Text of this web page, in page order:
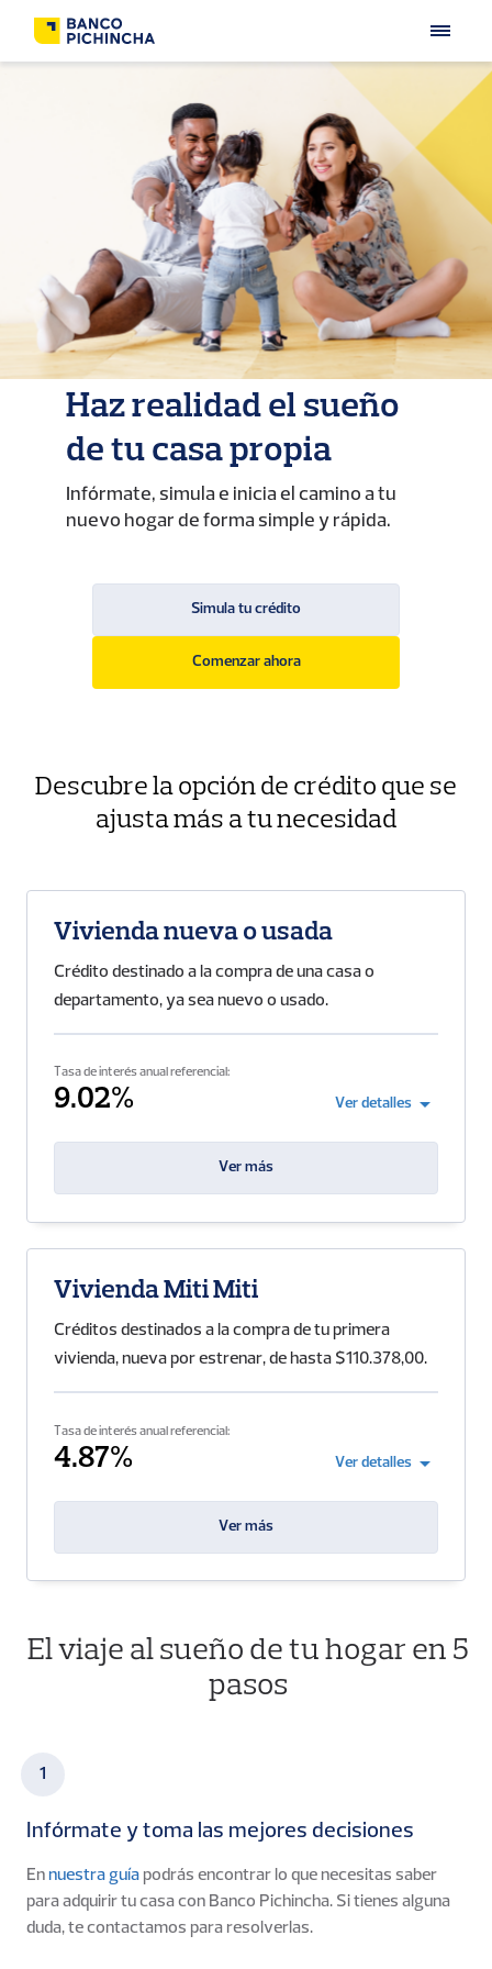
Haz realidad el sueño
de tu casa propia
Infórmate, simula e inicia el camino a tu
nuevo hogar de forma simple y rápida.
Simula tu crédito
Comenzar ahora
Descubre la opción de crédito que se
ajusta más a tu necesidad
Vivienda nueva o usada
Crédito destinado a la compra de una casa o
departamento, ya sea nuevo o usado.
Tasa de interés anual referencial:
9.02% Ver detalles arrow_drop_down
Ver más
Vivienda Miti Miti
Créditos destinados a la compra de tu primera
vivienda, nueva por estrenar, de hasta $110.378,00.
Tasa de interés anual referencial:
4.87% Ver detalles arrow_drop_down
Ver más
El viaje al sueño de tu hogar en 5
pasos
1
Infórmate y toma las mejores decisiones
Ennuestra guía podrás encontrar lo que necesitas saber
para adquirir tu casa con Banco Pichincha. Si tienes alguna
duda, te contactamos para resolverlas.